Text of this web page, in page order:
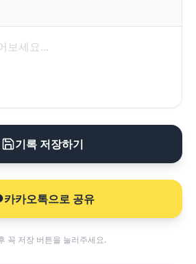
기록 저장하기
카카오톡으로 공유
꼭 저장 버튼을 눌러주세요.